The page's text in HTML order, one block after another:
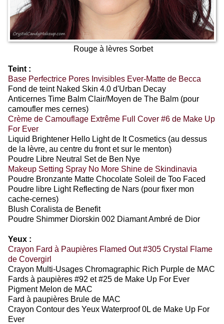
Rouge à lèvres Sorbet
Teint :
Base Perfectrice Pores Invisibles Ever-Matte de Becca
Fond de teint Naked Skin 4.0 d'Urban Decay
Anticernes Time Balm Clair/Moyen de The Balm (pour
camoufler mes cernes)
Crème de Camouflage Extrême Full Cover #6 de Make Up
For Ever
Liquid Brightener Hello Light de It Cosmetics (au dessus
de la lèvre, au centre du front et sur le menton)
Poudre Libre Neutral Set de Ben Nye
Makeup Setting Spray No More Shine de Skindinavia
Poudre Bronzante Matte Chocolate Soleil de Too Faced
Poudre libre Light Reflecting de Nars (pour fixer mon
cache-cernes)
Blush Coralista de Benefit
Poudre Shimmer Diorskin 002 Diamant Ambré de Dior
Yeux :
Crayon Fard à Paupières Flamed Out #305 Crystal Flame
de Covergirl
Crayon Multi-Usages Chromagraphic Rich Purple de MAC
Fards à paupières #92 et #25 de Make Up For Ever
Pigment Melon de MAC
Fard à paupières Brule de MAC
Crayon Contour des Yeux Waterproof 0L de Make Up For
Ever